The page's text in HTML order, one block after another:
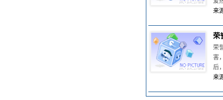
来
荣
荣
害
后
来